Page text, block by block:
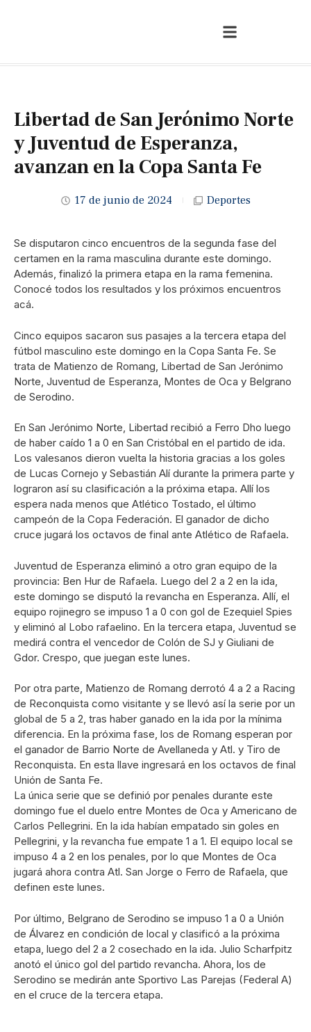
Libertad de San Jerónimo Norte
y Juventud de Esperanza,
avanzan en la Copa Santa Fe
17 de junio de 2024 Deportes
Se disputaron cinco encuentros de la segunda fase del
certamen en la rama masculina durante este domingo.
Además, finalizó la primera etapa en la rama femenina.
Conocé todos los resultados y los próximos encuentros
acá.
Cinco equipos sacaron sus pasajes a la tercera etapa del
fútbol masculino este domingo en la Copa Santa Fe. Se
trata de Matienzo de Romang, Libertad de San Jerónimo
Norte, Juventud de Esperanza, Montes de Oca y Belgrano
de Serodino.
En San Jerónimo Norte, Libertad recibió a Ferro Dho luego
de haber caído 1 a 0 en San Cristóbal en el partido de ida.
Los valesanos dieron vuelta la historia gracias a los goles
de Lucas Cornejo y Sebastián Alí durante la primera parte y
lograron así su clasificación a la próxima etapa. Allí los
espera nada menos que Atlético Tostado, el último
campeón de la Copa Federación. El ganador de dicho
cruce jugará los octavos de final ante Atlético de Rafaela.
Juventud de Esperanza eliminó a otro gran equipo de la
provincia: Ben Hur de Rafaela. Luego del 2 a 2 en la ida,
este domingo se disputó la revancha en Esperanza. Allí, el
equipo rojinegro se impuso 1 a 0 con gol de Ezequiel Spies
y eliminó al Lobo rafaelino. En la tercera etapa, Juventud se
medirá contra el vencedor de Colón de SJ y Giuliani de
Gdor. Crespo, que juegan este lunes.
Por otra parte, Matienzo de Romang derrotó 4 a 2 a Racing
de Reconquista como visitante y se llevó así la serie por un
global de 5 a 2, tras haber ganado en la ida por la mínima
diferencia. En la próxima fase, los de Romang esperan por
el ganador de Barrio Norte de Avellaneda y Atl. y Tiro de
Reconquista. En esta llave ingresará en los octavos de final
Unión de Santa Fe.
La única serie que se definió por penales durante este
domingo fue el duelo entre Montes de Oca y Americano de
Carlos Pellegrini. En la ida habían empatado sin goles en
Pellegrini, y la revancha fue empate 1 a 1. El equipo local se
impuso 4 a 2 en los penales, por lo que Montes de Oca
jugará ahora contra Atl. San Jorge o Ferro de Rafaela, que
definen este lunes.
Por último, Belgrano de Serodino se impuso 1 a 0 a Unión
de Álvarez en condición de local y clasificó a la próxima
etapa, luego del 2 a 2 cosechado en la ida. Julio Scharfpitz
anotó el único gol del partido revancha. Ahora, los de
Serodino se medirán ante Sportivo Las Parejas (Federal A)
en el cruce de la tercera etapa.